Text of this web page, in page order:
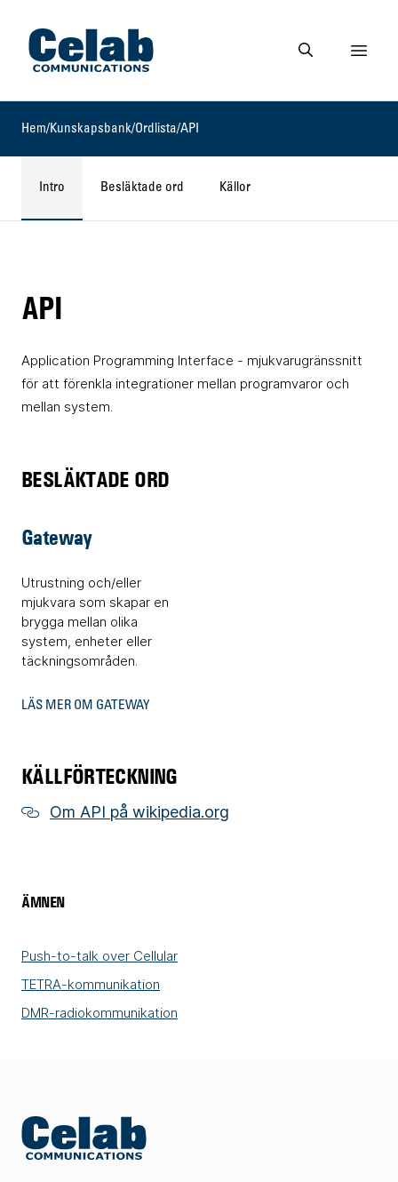
Gå till startsidan
Gå till söksidan
Visa
Hem/Kunskapsbank/Ordlista/API
Intro Besläktade ord Källor
API
Application Programming Interface - mjukvarugränssnitt
för att förenkla integrationer mellan programvaror och
mellan system.
BESLÄKTADE ORD
Gateway
Utrustning och/eller
mjukvara som skapar en
brygga mellan olika
system, enheter eller
täckningsområden.
LÄS MER OM GATEWAY
KÄLLFÖRTECKNING
Om API på wikipedia.org
ÄMNEN
Push-to-talk over Cellular
TETRA-kommunikation
DMR-radiokommunikation